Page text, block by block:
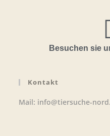
Besuchen sie
Kontakt
Mail: info@tiersuche-